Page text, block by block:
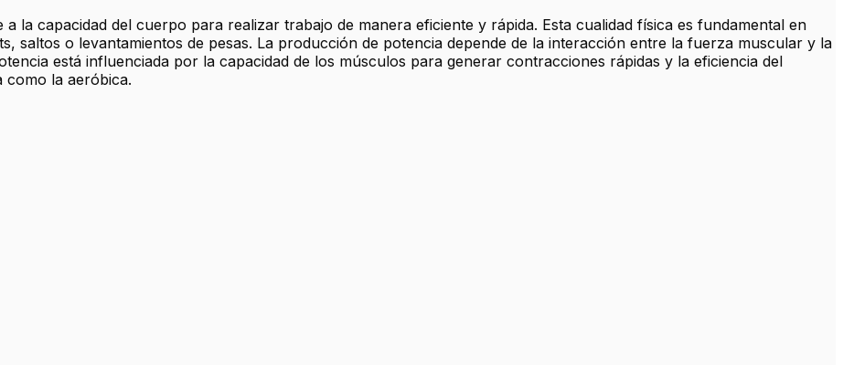
la capacidad del cuerpo para realizar trabajo de manera eficiente y rápida. Esta cualidad física es fundamental en
saltos o levantamientos de pesas. La producción de potencia depende de la interacción entre la fuerza muscular y la
está influenciada por la capacidad de los músculos para generar contracciones rápidas y la eficiencia del
como la aeróbica.